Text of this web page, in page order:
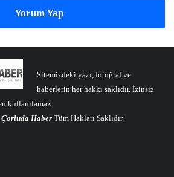
Yorum Yap
Sitemizdeki yazı, fotoğraf ve
haberlerin her hakkı saklıdır. İzinsiz
kullanılamaz.
Çorluda Haber Tüm Hakları Saklıdır.